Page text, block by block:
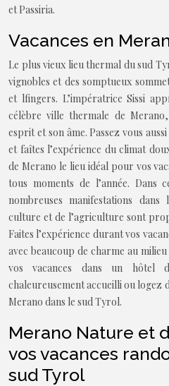
et Passiria.
Vacances en
Le plus vieux lieu thermal du sud
vignobles et des somptueux
et lfingers. L’impératrice Sissi
célèbre ville thermale de
esprit et son âme. Passez vous
et faîtes l’expérience du climat
de Merano le lieu idéal pour vos
tous moments de l’année. Dans
nombreuses manifestations
culture et de l’agriculture sont
Faites l’expérience durant vos
avec beaucoup de charme au
vos vacances dans un hôtel
chaleureusement accueilli ou logez
Merano dans le sud Tyrol.
Merano Nature et
vos vacances
sud Tyrol